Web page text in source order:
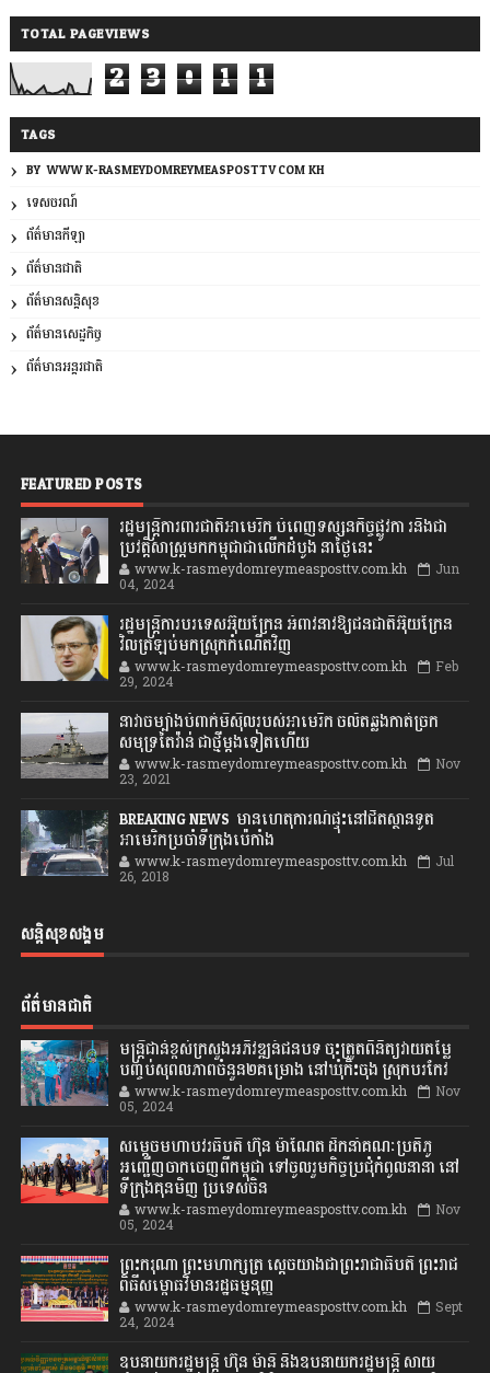
TOTAL PAGEVIEWS
2 3 0 1 1
TAGS
BY: WWW.K-RASMEYDOMREYMEASPOSTTV.COM.KH
ទេសចរណ៍
ព័ត៌មានកីឡា
ព័ត៌មានជាតិ
ព័ត៌មានសន្តិសុខ
ព័ត៌មានសេដ្ឋកិច្ច
ព័ត៌មានអន្តរជាតិ
FEATURED POSTS
រដ្ឋមន្រ្តីការពារជាតិអាមេរិក បំពេញទស្សនកិច្ចផ្លូវកា រនិងជា
ប្រវត្តិសាស្រ្តមកកម្ពុជាជាលើកដំបូង នាថ្ងៃនេះ
www.k-rasmeydomreymeasposttv.com.kh Jun
04, 2024
រដ្ឋមន្ត្រីការបរទេសអ៊ុយក្រែន អំពាវនាវឱ្យជនជាតិអ៊ុយក្រែន
វិលត្រឡប់មកស្រុកកំណើតវិញ
www.k-rasmeydomreymeasposttv.com.kh Feb
29, 2024
នាវាចម្បាំងបំពាក់មីស៊ីលរបស់អាមេរិក ចល័តឆ្លងកាត់ច្រក
សមុទ្រតៃវ៉ាន់ ជាថ្មីម្តងទៀតហើយ
www.k-rasmeydomreymeasposttv.com.kh Nov
23, 2021
BREAKING NEWS: មានហេតុការណ៍ផ្ទុះនៅជិតស្ថានទូត
អាមេរិកប្រចាំទីក្រុងប៉េកាំង
www.k-rasmeydomreymeasposttv.com.kh Jul
26, 2018
សន្តិសុខសង្គម
ព័ត៌មានជាតិ
មន្ត្រីជាន់ខ្ពស់ក្រសួងអភិវឌ្ឍន៍ជនបទ ចុះត្រួតពិនិត្យវាយតម្លៃ
បញ្ចប់សុពលភាពចំនួន២គម្រោង នៅឃុំកិះចុង ស្រុកបរកែវ
www.k-rasmeydomreymeasposttv.com.kh Nov
05, 2024
សម្តេចមហាបវរធិបតី ហ៊ុន ម៉ាណែត ដឹកនាំគណៈប្រតិភូ
អញ្ជើញចាកចេញពីកម្ពុជា ទៅចូលរួមកិច្ចប្រជុំកំពូលនានា នៅ
ទីក្រុងគុនមិញ ប្រទេសចិន
www.k-rasmeydomreymeasposttv.com.kh Nov
05, 2024
ព្រះករុណា ព្រះមហាក្សត្រ ស្តេចយាងជាព្រះរាជាធិបតី ព្រះរាជ
ពិធីសម្ពោធវិមានរដ្ឋធម្មនុញ្ញ
www.k-rasmeydomreymeasposttv.com.kh Sept
24, 2024
ឧបនាយករដ្ឋមន្ដ្រី ហ៊ុន ម៉ានី និងឧបនាយករដ្ឋមន្ដ្រី សាយ